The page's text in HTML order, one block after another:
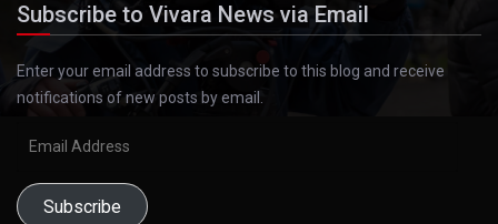
Subscribe to Vivara News via Email
Enter your email address to subscribe to this blog and receive
notifications of new posts by email.
Subscribe